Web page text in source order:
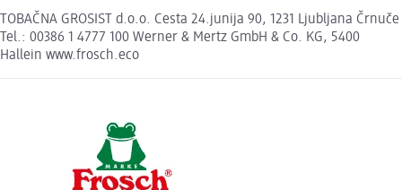
TOBAČNA GROSIST d.o.o. Cesta 24.junija 90, 1231 Ljubljana Črnuče
Tel.: 00386 1 4777 100 Werner & Mertz GmbH & Co. KG, 5400
Hallein www.frosch.eco